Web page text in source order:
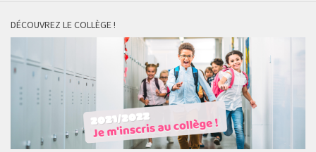
DÉCOUVREZ LE COLLÈGE !